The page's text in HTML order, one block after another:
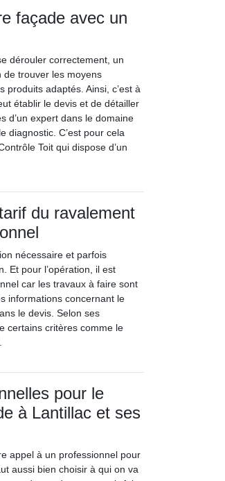
façade avec un
dérouler correctement, un
de trouver les moyens
adaptés. Ainsi, c’est à
établir le devis et de détailler
d’un expert dans le domaine
diagnostic. C’est pour cela
Toit qui dispose d’un
du ravalement
nécessaire et parfois
Et pour l’opération, il est
car les travaux à faire sont
informations concernant le
le devis. Selon ses
certains critères comme le
pour le
à Lantillac et ses
appel à un professionnel pour
aussi bien choisir à qui on va